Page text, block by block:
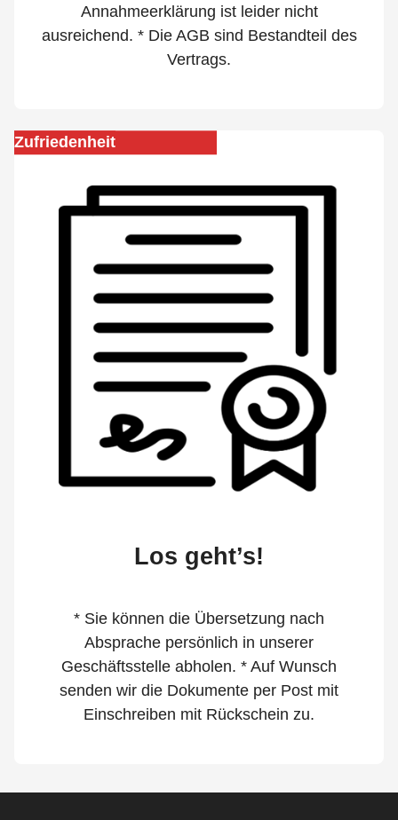
Annahmeerklärung ist leider nicht
ausreichend. * Die AGB sind Bestandteil des
Vertrags.
Zufriedenheit
Los geht’s!
* Sie können die Übersetzung nach
Absprache persönlich in unserer
Geschäftsstelle abholen. * Auf Wunsch
senden wir die Dokumente per Post mit
Einschreiben mit Rückschein zu.